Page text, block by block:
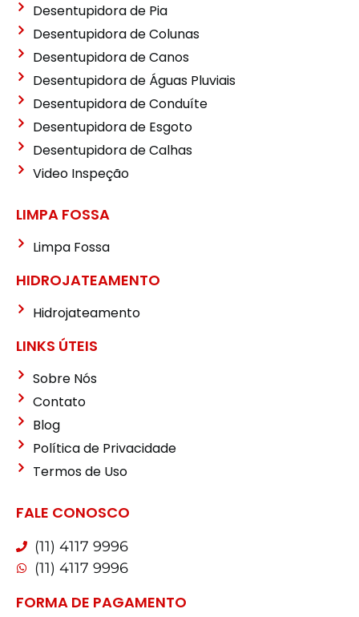
Desentupidora de Pia
Desentupidora de Colunas
Desentupidora de Canos
Desentupidora de Águas Pluviais
Desentupidora de Conduíte
Desentupidora de Esgoto
Desentupidora de Calhas
Video Inspeção
LIMPA FOSSA
Limpa Fossa
HIDROJATEAMENTO
Hidrojateamento
LINKS ÚTEIS
Sobre Nós
Contato
Blog
Política de Privacidade
Termos de Uso
FALE CONOSCO
(11) 4117 9996
(11) 4117 9996
FORMA DE PAGAMENTO